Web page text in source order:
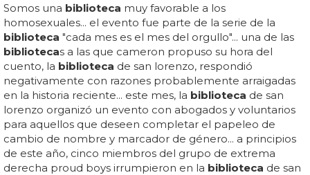
Somos una biblioteca muy favorable a los
homosexuales... el evento fue parte de la serie de la
biblioteca "cada mes es el mes del orgullo"... una de las
bibliotecas a las que cameron propuso su hora del
cuento, la biblioteca de san lorenzo, respondió
negativamente con razones probablemente arraigadas
en la historia reciente... este mes, la biblioteca de san
lorenzo organizó un evento con abogados y voluntarios
para aquellos que deseen completar el papeleo de
cambio de nombre y marcador de género... a principios
de este año, cinco miembros del grupo de extrema
derecha proud boys irrumpieron en la biblioteca de san